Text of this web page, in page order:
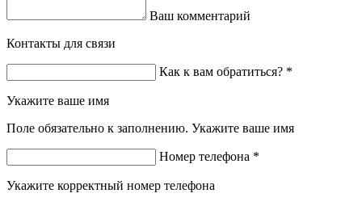
Ваш комментарий
Контакты для связи
Как к вам обратиться? *
Укажите ваше имя
Поле обязательно к заполнению. Укажите ваше имя
Номер телефона *
Укажите корректный номер телефона